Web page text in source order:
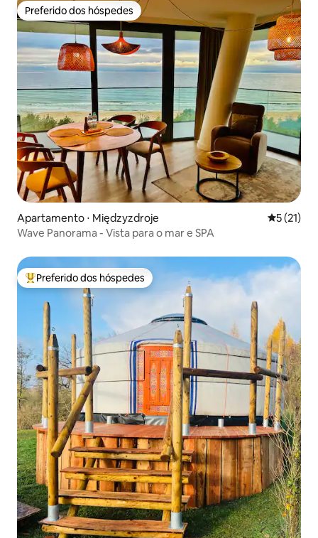
Preferido dos hóspedes
Preferido dos hóspedes
Apartamento ⋅ Międzyzdroje 5 de uma
5 (21)
Wave Panorama - Vista para o mar e SPA
Entre os melhores preferidos dos hóspedes
Preferido dos hóspedes